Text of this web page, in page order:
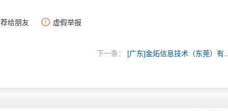
给朋友 虚假举报
下一条： [广东]金炻信息